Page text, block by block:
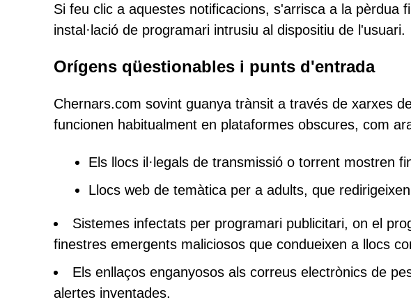
Si feu clic a aquestes notificacions, s'arrisca a la pèrdua
instal·lació de programari intrusiu al dispositiu de l'usuari.
Orígens qüestionables i punts d'entrada
Chernars.com sovint guanya trànsit a través de xarxes
funcionen habitualment en plataformes obscures, com
Els llocs il·legals de transmissió o torrent mostren
Llocs web de temàtica per a adults, que
Sistemes infectats per programari publicitari, on el
finestres emergents maliciosos que condueixen a llocs
Els enllaços enganyosos als correus electrònics de
alertes inventades.